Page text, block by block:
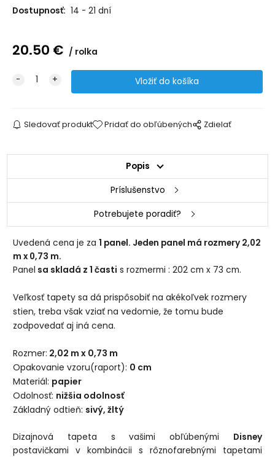
Dostupnosť: 14 - 21 dní
20.50 € rolka
Sledovať produkt Pridať do obľúbených Zdielať
Popis
Príslušenstvo
Potrebujete poradiť?
Uvedená cena je za1 panel. Jeden panel má rozmery 2,02
m x 0,73 m.
Panel sa skladá z 1 časti s rozmermi : 202 cm x 73 cm.
Veľkosť tapety sa dá prispôsobiť na akékoľvek rozmery
stien, treba však vziať na vedomie, že tomu bude
zodpovedať aj iná cena.
Rozmer: 2,02 m x 0,73 m
Opakovanie vzoru(raport): 0 cm
Materiál: papier
Odolnosť: nižšia odolnosť
Základný odtieň: sivý, žltý
Dizajnová tapeta s vašimi obľúbenými Disney
postavičkami v kombinácii s rôznofarebnými tapetami